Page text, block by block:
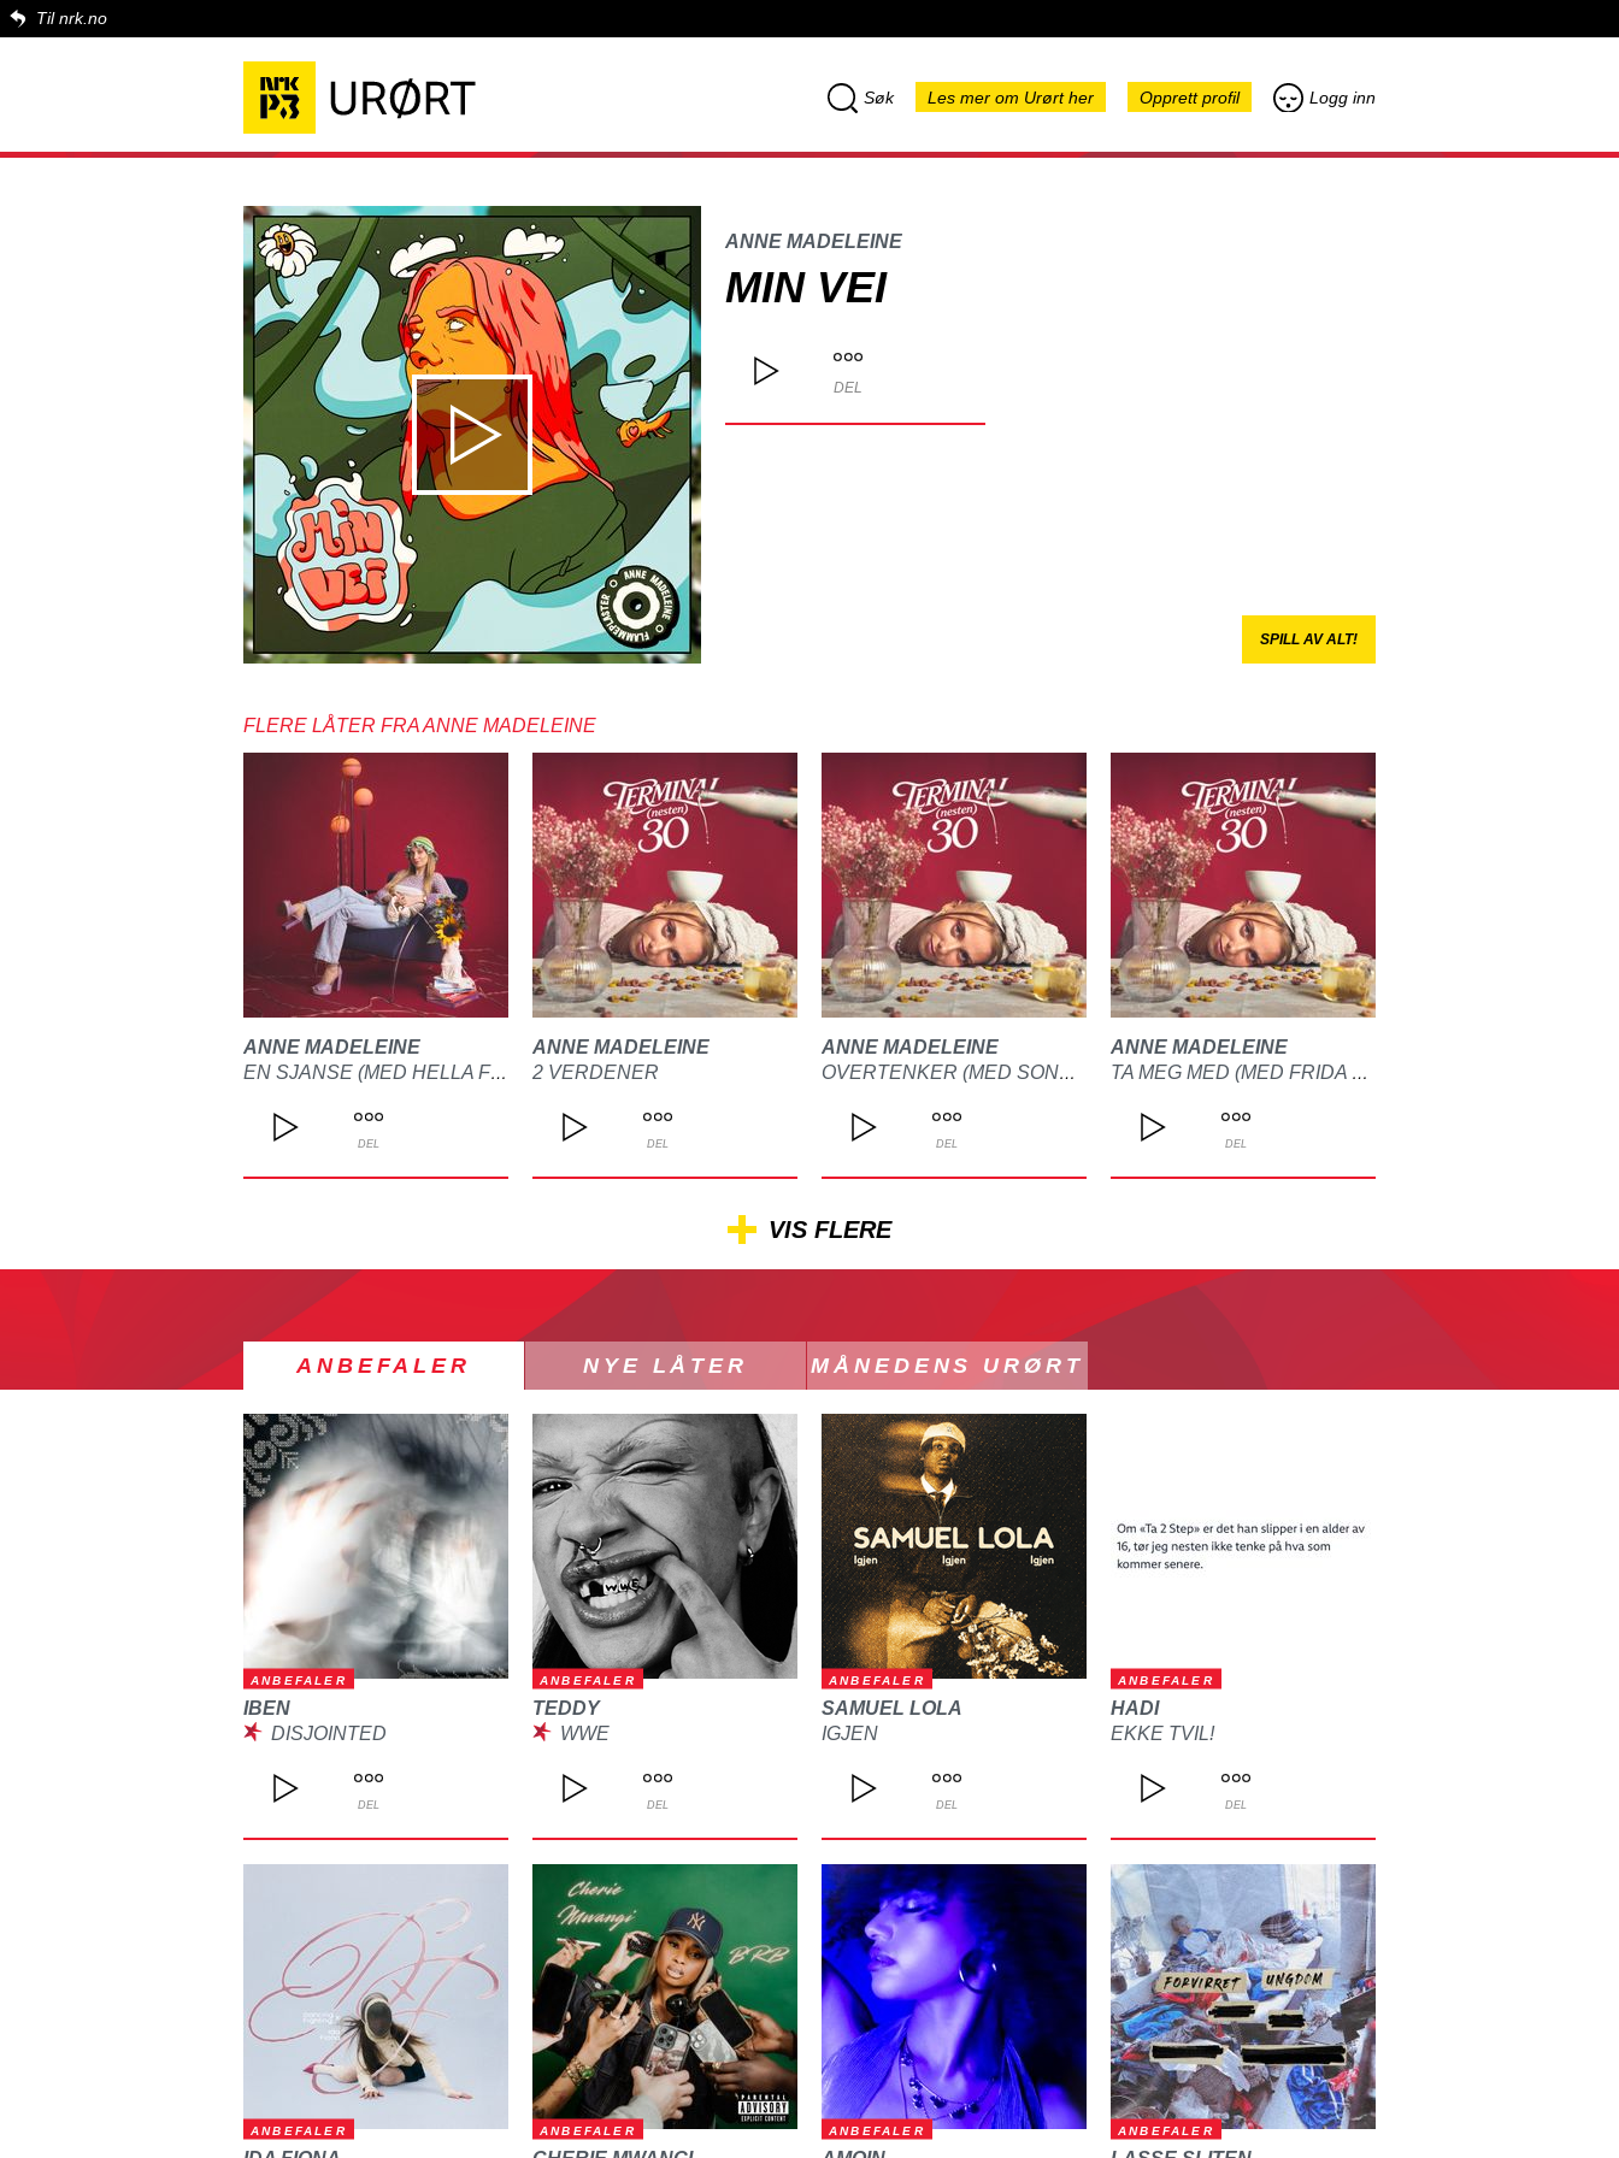
Til nrk.no
Søk Les mer om Urørt her Opprett profil Logg inn
ANNE MADELEINE
MIN VEI
DEL
SPILL AV ALT!
FLERE LÅTER FRA ANNE MADELEINE
ANNE MADELEINE
EN SJANSE (MED HELLA FRIDA)
DEL
ANNE MADELEINE
2 VERDENER
DEL
ANNE MADELEINE
OVERTENKER (MED SONDRE)
DEL
ANNE MADELEINE
TA MEG MED (MED FRIDA HELLA)
DEL
VIS FLERE
ANBEFALER NYE LÅTER MÅNEDENS URØRT
ANBEFALER
IBEN
DISJOINTED
DEL
ANBEFALER
TEDDY
WWE
DEL
ANBEFALER
SAMUEL LOLA
IGJEN
DEL
ANBEFALER
HADI
EKKE TVIL!
DEL
ANBEFALER ANBEFALER ANBEFALER ANBEFALER